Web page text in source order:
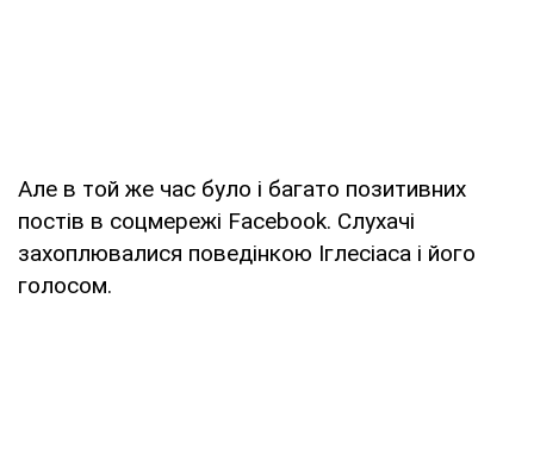
Але в той же час було і багато позитивних
постів в соцмережі Facebook. Cлухачі
захоплювалися поведінкою Іглесіаса і його
голосом.